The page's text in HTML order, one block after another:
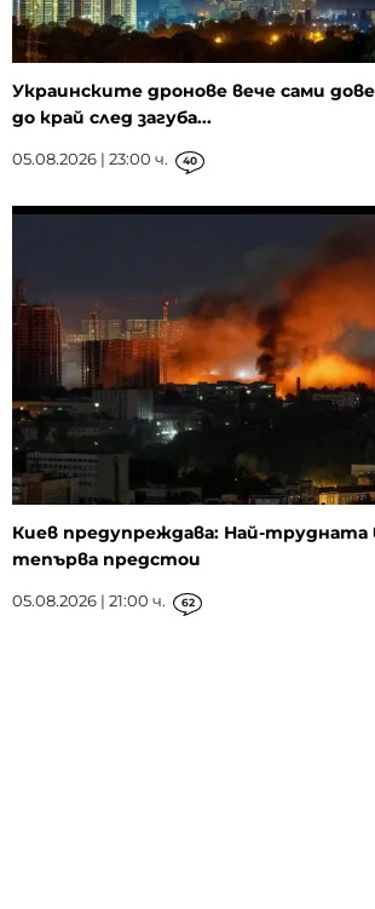
Украинските дронове вече сами
до край след загуба...
05.08.2026 | 23:00 ч. 40
Киев предупреждава: Най-трудната
тепърва предстои
05.08.2026 | 21:00 ч. 62